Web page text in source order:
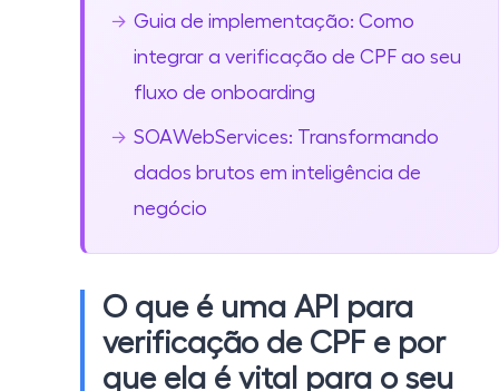
Guia de implementação: Como
integrar a verificação de CPF ao seu
fluxo de onboarding
SOAWebServices: Transformando
dados brutos em inteligência de
negócio
O que é uma API para
verificação de CPF e por
que ela é vital para o seu